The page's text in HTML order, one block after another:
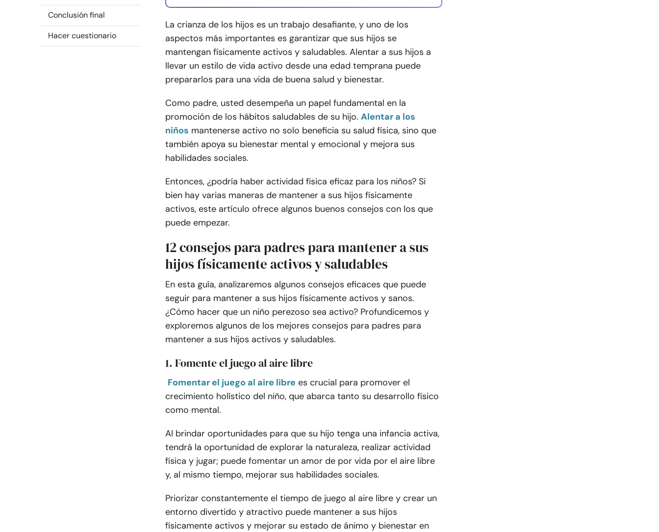
Conclusión final
Hacer cuestionario
La crianza de los hijos es un trabajo desafiante, y uno de los
aspectos más importantes es garantizar que sus hijos se
mantengan físicamente activos y saludables. Alentar a sus hijos a
llevar un estilo de vida activo desde una edad temprana puede
prepararlos para una vida de buena salud y bienestar.
Como padre, usted desempeña un papel fundamental en la
promoción de los hábitos saludables de su hijo. Alentar a los
niños mantenerse activo no solo beneficia su salud física, sino que
también apoya su bienestar mental y emocional y mejora sus
habilidades sociales.
Entonces, ¿podría haber actividad física eficaz para los niños? Si
bien hay varias maneras de mantener a sus hijos físicamente
activos, este artículo ofrece algunos buenos consejos con los que
puede empezar.
12 consejos para padres para mantener a sus
hijos físicamente activos y saludables
En esta guía, analizaremos algunos consejos eficaces que puede
seguir para mantener a sus hijos físicamente activos y sanos.
¿Cómo hacer que un niño perezoso sea activo? Profundicemos y
exploremos algunos de los mejores consejos para padres para
mantener a sus hijos activos y saludables.
1. Fomente el juego al aire libre
Fomentar el juego al aire libre es crucial para promover el
crecimiento holístico del niño, que abarca tanto su desarrollo físico
como mental.
Al brindar oportunidades para que su hijo tenga una infancia activa,
tendrá la oportunidad de explorar la naturaleza, realizar actividad
física y jugar; puede fomentar un amor de por vida por el aire libre
y, al mismo tiempo, mejorar sus habilidades sociales.
Priorizar constantemente el tiempo de juego al aire libre y crear un
entorno divertido y atractivo puede mantener a sus hijos
físicamente activos y mejorar su estado de ánimo y bienestar en